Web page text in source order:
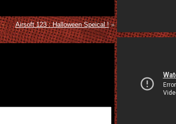
Airsoft 123 : Halloween Speical !»